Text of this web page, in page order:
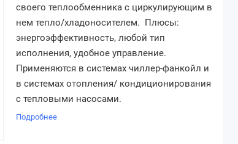
своего теплообменника с циркулирующим в
нем тепло/хладоносителем. Плюсы:
энергоэффективность, любой тип
исполнения, удобное управление.
Применяются в системах чиллер-фанкойл и
в системах отопления/ кондиционирования
с тепловыми насосами.
Подробнее